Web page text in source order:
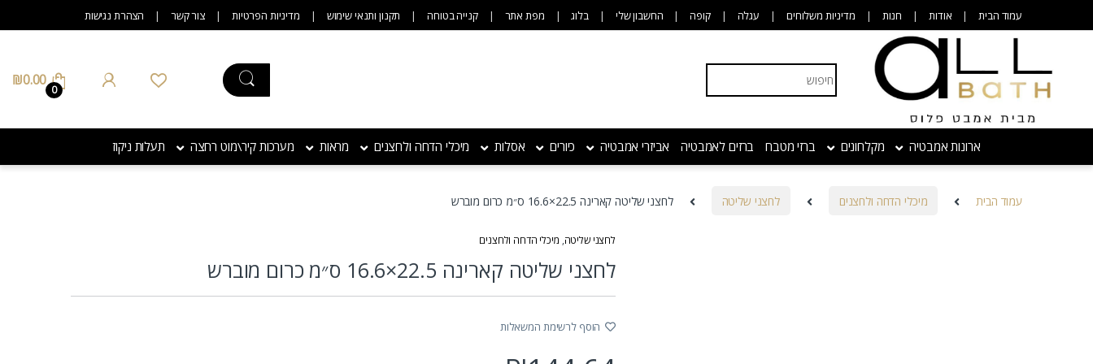
עמוד הבית אודות חנות מדיניות משלוחים עגלה קופה החשבון שלי בלוג מפת אתר קנייה בטוחה תקנון ותנאי שימוש מדיניות הפרטיות צור קשר הצהרת נגישות
Search for:
0
₪0.00
ארונות אמבטיה מקלחונים ברזי מטבח ברזים לאמבטיה אביזרי אמבטיה כיורים אסלות מיכלי הדחה ולחצנים מראות מערכות קיר\מוט רחצה תעלות ניקוז
עמוד הבית מיכלי הדחה ולחצנים לחצני שליטה לחצני שליטה קארינה 22.5×16.6 ס״מ כרום מוברש
לחצני שליטה, מיכלי הדחה ולחצנים
לחצני שליטה קארינה 22.5×16.6 ס״מ כרום מוברש
הוסף לרשימת המשאלות